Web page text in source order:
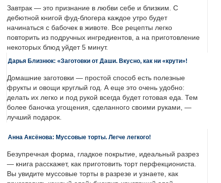
Завтрак — это признание в любви себе и близким. С
дебютной книгой фуд-блогера каждое утро будет
начинаться с бабочек в животе. Все рецепты легко
повторить из подручных ингредиентов, а на приготовление
некоторых блюд уйдет 5 минут.
Дарья Близнюк: «Заготовки от Даши. Вкусно, как ни «крути»!
Домашние заготовки — простой способ есть полезные
фрукты и овощи круглый год. А еще это очень удобно:
делать их легко и под рукой всегда будет готовая еда. Тем
более баночка угощения, сделанного своими руками, —
лучший подарок.
Анна Аксёнова: Муссовые торты. Легче легкого!
Безупречная форма, гладкое покрытие, идеальный разрез
— книга расскажет, как приготовить торт перфекциониста.
Вы увидите муссовые торты в разрезе и узнаете, как